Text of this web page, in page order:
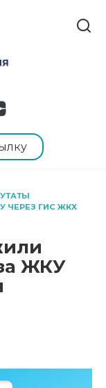
ЧЕРЕЗ ГИС ЖКХ
ЖКУ